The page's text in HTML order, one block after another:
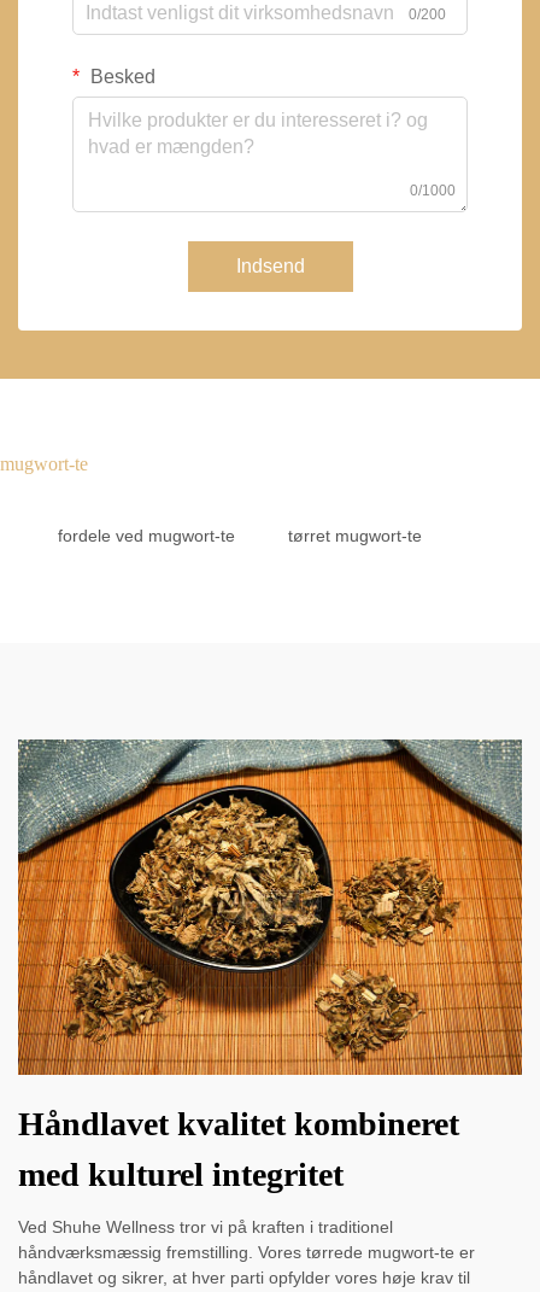
0/200
Besked
0/1000
Indsend
mugwort-te
fordele ved mugwort-te tørret mugwort-te
Håndlavet kvalitet kombineret
med kulturel integritet
Ved Shuhe Wellness tror vi på kraften i traditionel
håndværksmæssig fremstilling. Vores tørrede mugwort-te er
håndlavet og sikrer, at hver parti opfylder vores høje krav til